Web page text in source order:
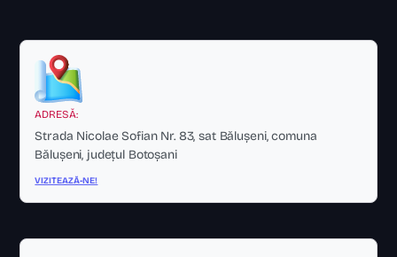
ADRESĂ:
Strada Nicolae Sofian Nr. 83, sat Bălușeni, comuna
Bălușeni, județul Botoșani
VIZITEAZĂ-NE!